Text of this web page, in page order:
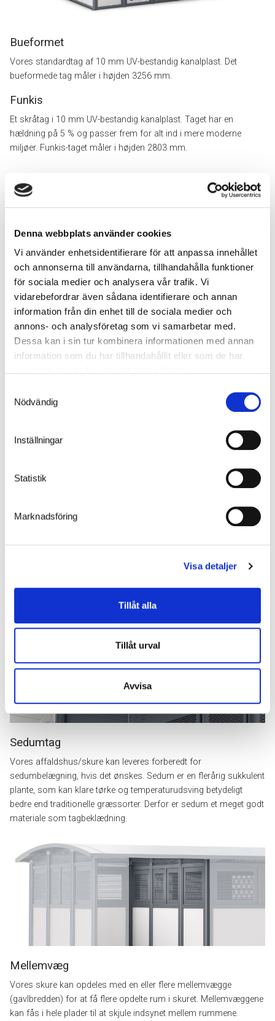
Denna webbplats använder cookies
Vi använder enhetsidentifierare för att anpassa innehållet
och annonserna till användarna, tillhandahålla funktioner
för sociala medier och analysera vår trafik. Vi
vidarebefordrar även sådana identifierare och annan
information från din enhet till de sociala medier och
annons- och analysföretag som vi samarbetar med.
Dessa kan i sin tur kombinera informationen med annan
information som du har tillhandahållit eller som de har
Nödvändig
Inställningar
Statistik
Marknadsföring
Visa detaljer
Tillåt alla
Tillåt urval
Avvisa
Bueformet
Vores standardtag af 10 mm UV-bestandig kanalplast. Det
bueformede tag måler i højden 3256 mm.
Funkis
Et skråtag i 10 mm UV-bestandig kanalplast. Taget har en
hældning på 5 % og passer frem for alt ind i mere moderne
miljøer. Funkis-taget måler i højden 2803 mm.
Tilvalg
vælges med det samme og være med i den oprindelige bestilling.
LED-belysning
Med integreret LED-belysning, som både er energi- og
Sedumtag
Vores affaldshus/skure kan leveres forberedt for
sedumbelægning, hvis det ønskes. Sedum er en flerårig sukkulent
plante, som kan klare tørke og temperaturudsving betydeligt
bedre end traditionelle græssorter. Derfor er sedum et meget godt
materiale som tagbeklædning.
Mellemvæg
Vores skure kan opdeles med en eller flere mellemvægge
(gavlbredden) for at få flere opdelte rum i skuret. Mellemvæggene
kan fås i hele plader til at skjule indsynet mellem rummene.